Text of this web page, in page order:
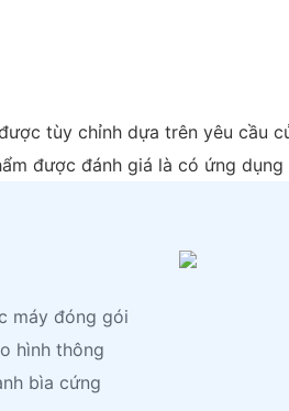
tùy chỉnh dựa trên yêu cầu
được đánh giá là có ứng
máy đóng gói
hình thông
bìa cứng